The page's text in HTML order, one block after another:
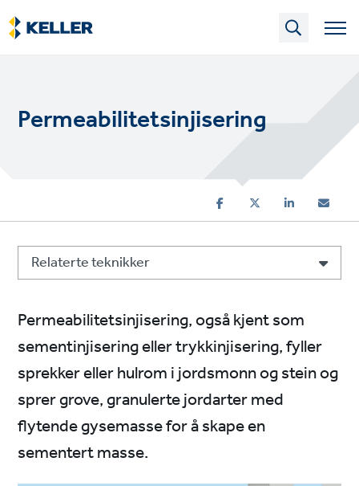
Skip
to
main
Permeabilitetsinjisering
Relaterte teknikker
Permeabilitetsinjisering, også kjent som
sementinjisering eller trykkinjisering, fyller
sprekker eller hulrom i jordsmonn og stein og
sprer grove, granulerte jordarter med
flytende gysemasse for å skape en
sementert masse.